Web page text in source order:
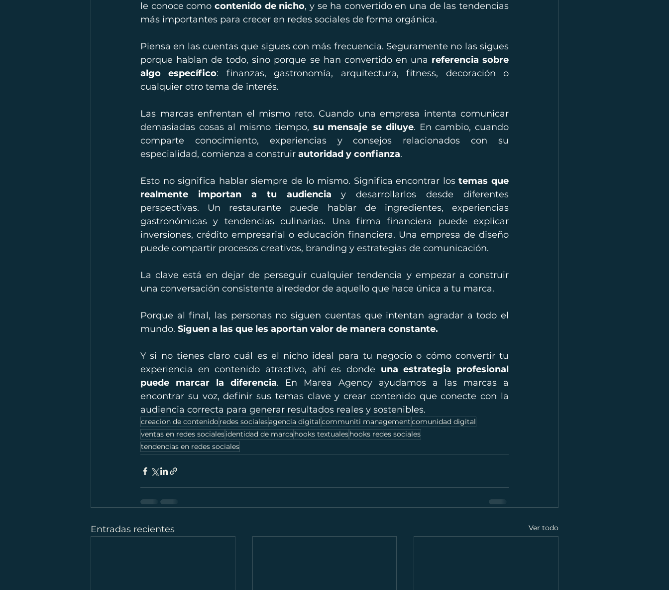
le conoce como contenido de nicho, y se ha convertido en una de las tendencias
más importantes para crecer en redes sociales de forma orgánica.
Piensa en las cuentas que sigues con más frecuencia. Seguramente no las sigues
porque hablan de todo, sino porque se han convertido en una referencia sobre
algo específico: finanzas, gastronomía, arquitectura, fitness, decoración o
cualquier otro tema de interés.
Las marcas enfrentan el mismo reto. Cuando una empresa intenta comunicar
demasiadas cosas al mismo tiempo, su mensaje se diluye. En cambio, cuando
comparte conocimiento, experiencias y consejos relacionados con su
especialidad, comienza a construir autoridad y confianza.
Esto no significa hablar siempre de lo mismo. Significa encontrar los temas que
realmente importan a tu audiencia y desarrollarlos desde diferentes
perspectivas. Un restaurante puede hablar de ingredientes, experiencias
gastronómicas y tendencias culinarias. Una firma financiera puede explicar
inversiones, crédito empresarial o educación financiera. Una empresa de diseño
puede compartir procesos creativos, branding y estrategias de comunicación.
La clave está en dejar de perseguir cualquier tendencia y empezar a construir
una conversación consistente alrededor de aquello que hace única a tu marca.
Porque al final, las personas no siguen cuentas que intentan agradar a todo el
mundo. Siguen a las que les aportan valor de manera constante.
Y si no tienes claro cuál es el nicho ideal para tu negocio o cómo convertir tu
experiencia en contenido atractivo, ahí es donde una estrategia profesional
puede marcar la diferencia. En Marea Agency ayudamos a las marcas a
encontrar su voz, definir sus temas clave y crear contenido que conecte con la
audiencia correcta para generar resultados reales y sostenibles.
creacion de contenidoredes socialesagencia digitalcommuniti managementcomunidad digital
ventas en redes socialesidentidad de marca hooks textualeshooks redes sociales
tendencias en redes sociales
Entradas recientes Ver todo